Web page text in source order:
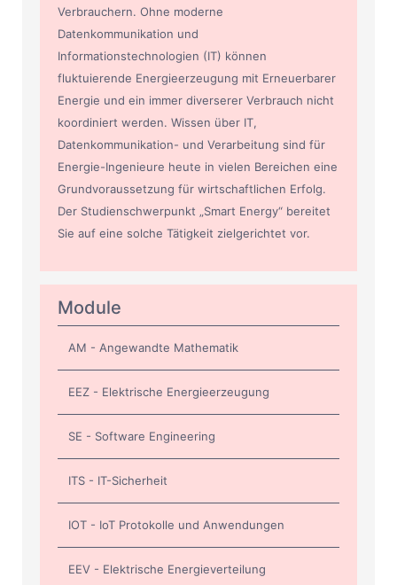
Verbrauchern. Ohne moderne
Datenkommunikation und
Informationstechnologien (IT) können
fluktuierende Energieerzeugung mit Erneuerbarer
Energie und ein immer diverserer Verbrauch nicht
koordiniert werden. Wissen über IT,
Datenkommunikation- und Verarbeitung sind für
Energie-Ingenieure heute in vielen Bereichen eine
Grundvoraussetzung für wirtschaftlichen Erfolg.
Der Studienschwerpunkt „Smart Energy“ bereitet
Sie auf eine solche Tätigkeit zielgerichtet vor.
Module
AM - Angewandte Mathematik
EEZ - Elektrische Energieerzeugung
SE - Software Engineering
ITS - IT-Sicherheit
IOT - IoT Protokolle und Anwendungen
EEV - Elektrische Energieverteilung